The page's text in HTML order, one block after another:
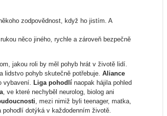
zodpovědnost, když ho jistím. A
něco jiného, rychle a zároveň bezpečně
jakou roli by měl pohyb hrát v životě lidí.
lidstvo pohyb skutečně potřebuje.Aliance
vybavení. Liga pohodlí naopak hájila pohled
, ve které nechyběl neurolog, biolog ani
, mezi nimiž byli teenager, matka,
dotýká v každodenním životě.